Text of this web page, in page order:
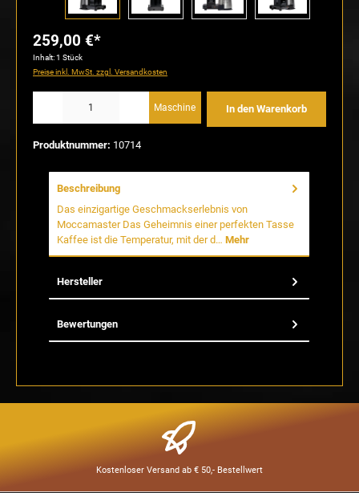
259,00 €*
Inhalt:1 Stück
Preise inkl. MwSt. zzgl. Versandkosten
Maschine In den Warenkorb
Produktnummer: 10714
Beschreibung
Das einzigartige Geschmackserlebnis von
Moccamaster Das Geheimnis einer perfekten Tasse
Kaffee ist die Temperatur, mit der d… Mehr
Hersteller
Bewertungen
Kostenloser Versand ab € 50,- Bestellwert